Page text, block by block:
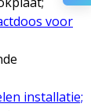
voor
installatie;